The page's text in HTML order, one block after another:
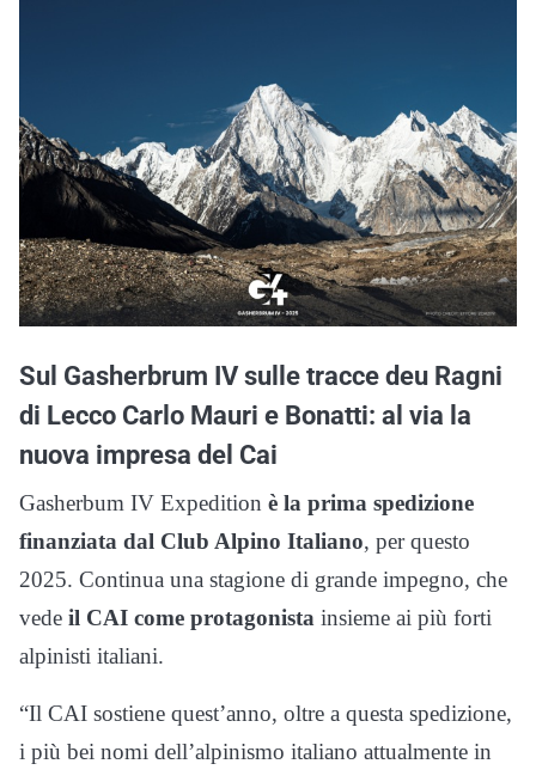
Sul Gasherbrum IV sulle tracce deu Ragni
di Lecco Carlo Mauri e Bonatti: al via la
nuova impresa del Cai
Gasherbum IV Expedition è la prima spedizione
finanziata dal Club Alpino Italiano, per questo
2025. Continua una stagione di grande impegno, che
vede il CAI come protagonista insieme ai più forti
alpinisti italiani.
“Il CAI sostiene quest’anno, oltre a questa spedizione,
i più bei nomi dell’alpinismo italiano attualmente in